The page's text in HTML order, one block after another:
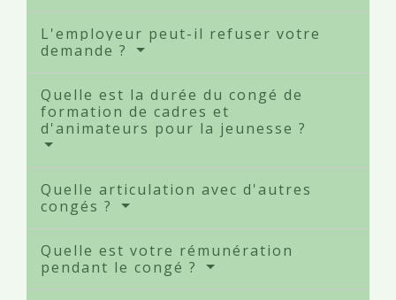
L'employeur peut-il refuser votre
demande ?
Quelle est la durée du congé de
formation de cadres et
d'animateurs pour la jeunesse ?
Quelle articulation avec d'autres
congés ?
Quelle est votre rémunération
pendant le congé ?